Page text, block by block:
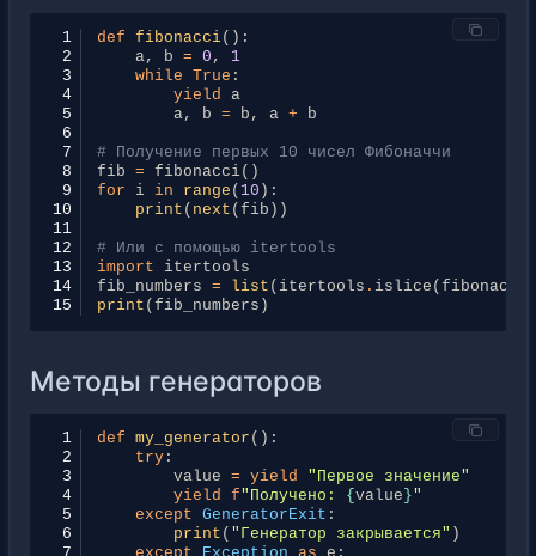
1 def fibonacci():
2
a, b = 0 ,
1
3
while True :
4
yield
a
5
a, b = b , a +
b
6
7
# Получение первых 10 чисел Фибоначчи
8
fib = fibonacci()
9
for i in range ( 10 ):
10
print ( next ( fib ))
11
12
# Или с помощью itertools
13
import
itertools
14
fib_numbers = list ( itertools . islice ( fibonacci
15
print ( fib_numbers )
Методы генераторов
1 def my_generator ():
2
try:
3
value = yield
"Первое значение"
4
yield f"Получено: {value}"
5
except GeneratorExit :
6
print ( "Генератор закрывается" )